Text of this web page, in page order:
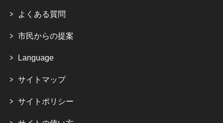
よくある質問
市民からの提案
Language
サイトマップ
サイトポリシー